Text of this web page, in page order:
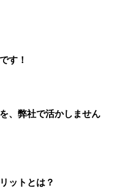
す！
、弊社で活かしません
ットとは？